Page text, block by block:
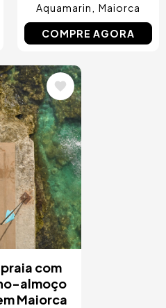
Aquamarin
Maiorca
COMPRE AGORA
com
almoço
Maiorca